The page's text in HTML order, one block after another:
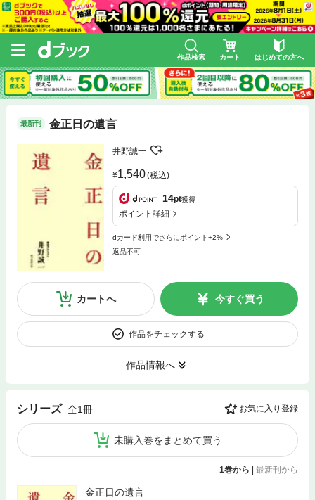
作品検索 カート はじめての方へ
最新刊 金正日の遺言
井野誠一
1,540(税込)
14pt獲得
ポイント詳細
dカード利用でさらにポイント+2%
返品不可
カートへ 今すぐ買う
作品をチェックする
作品情報へ
シリーズ 全1冊 お気に入り登録
未購入巻をまとめて買う
1巻から | 最新刊から
金正日の遺言